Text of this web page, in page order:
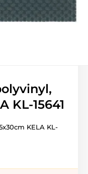
KL-15641
KELA KL-